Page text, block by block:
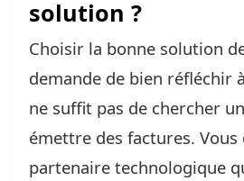
solution ?
Choisir la bonne solution
demande de bien réfléchir
ne suffit pas de chercher
émettre des factures.
partenaire technologique